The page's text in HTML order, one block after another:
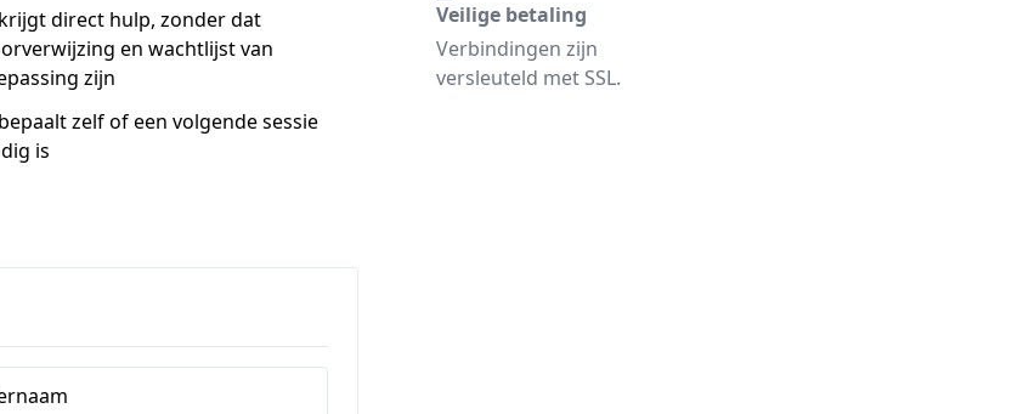
krijgt direct hulp, zonder dat
en wachtlijst van
zijn
bepaalt zelf of een volgende sessie
is
Veilige betaling
Verbindingen zijn
versleuteld met SSL.